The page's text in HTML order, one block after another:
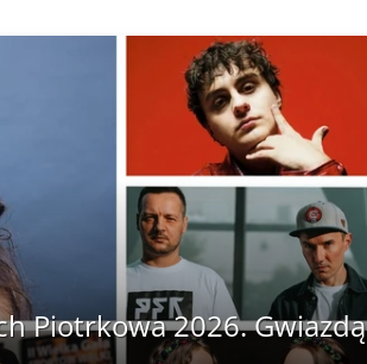
Piotrkowa 2026. Gwiazdą